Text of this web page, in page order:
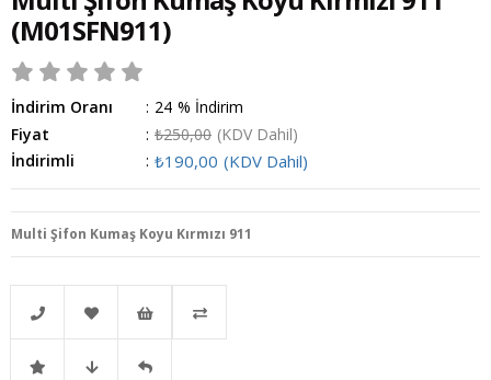
(M01SFN911)
İndirim Oranı : %
24
İndirim
Fiyat
: ₺250,00 (KDV Dahil)
İndirimli
: ₺190,00 (KDV Dahil)
Multi Şifon Kumaş Koyu Kırmızı 911
Telefonla Favorilere İstek